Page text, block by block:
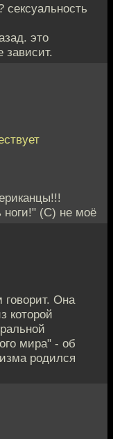
это
зависит.
ноги!" (С) не моё
говорит. Она
которой
мира" - об
родился